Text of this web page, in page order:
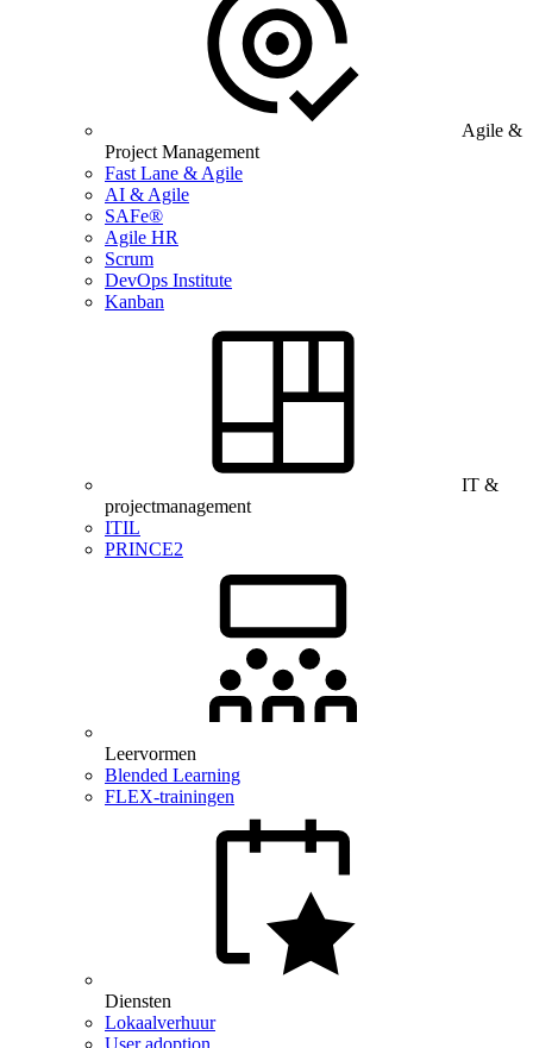
Agile &
Project Management
Fast Lane & Agile
AI & Agile
SAFe®
Agile HR
Scrum
DevOps Institute
Kanban
IT &
projectmanagement
ITIL
PRINCE2
Leervormen
Blended Learning
FLEX-trainingen
Diensten
Lokaalverhuur
User adoption